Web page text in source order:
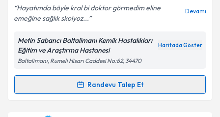
E-posta Adresiniz
Kişisel verilerimin işlenmesine ilişkin
Metni'ni okudum ve kişisel verilerimin belirtilen
kapsamda işlenmesini kabul ediyorum.
Hayatımda böyle kral bi doktor görmedim eline
emeğine sağlık skolyoz...
Devamı
Metin Sabancı Baltalimanı Kemik Hastalıkları
Eğitim ve Araştırma Hastanesi
Haritada Göster
Baltalimanı, Rumeli Hisarı Caddesi No:62, 34470
Randevu Talep Et
Randevu Takvimi Talebi